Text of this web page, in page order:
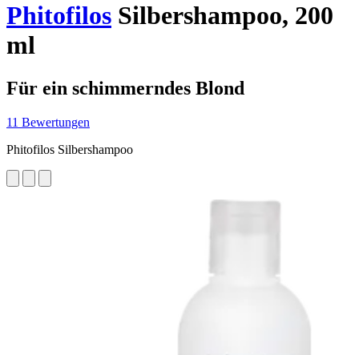
Phitofilos Silbershampoo, 200
ml
Für ein schimmerndes Blond
11 Bewertungen
Phitofilos Silbershampoo